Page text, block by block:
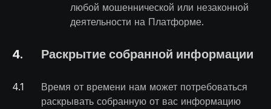
любой мошеннической или незаконной
деятельности на Платформе.
4. Раскрытие собранной информации
4.1
Время от времени нам может потребоваться
раскрывать собранную от вас информацию